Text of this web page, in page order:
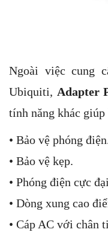
Ngoài việc cung
Ubiquiti, Adapter
tính năng khác
• Bảo vệ phóng
• Bảo vệ kẹp.
• Phóng điện cực
• Dòng xung cao
• Cáp AC với chân